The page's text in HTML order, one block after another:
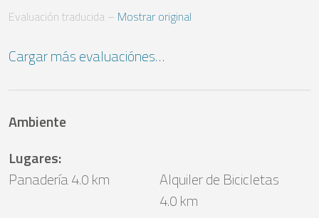
Evaluación traducida – Mostrar original
Cargar más evaluaciónes…
Ambiente
Lugares:
Panadería 4.0 km
Alquiler de Bicicletas
4.0 km